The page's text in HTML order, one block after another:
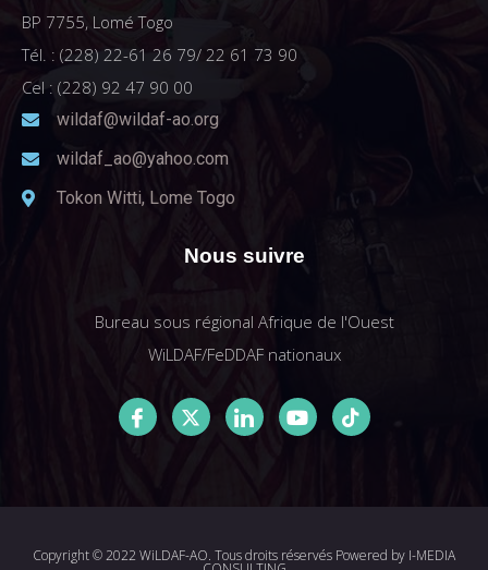
BP 7755, Lomé Togo
Tél. : (228) 22-61 26 79/ 22 61 73 90
Cel : (228) 92 47 90 00
wildaf@wildaf-ao.org
wildaf_ao@yahoo.com
Tokon Witti, Lome Togo
Nous suivre
Bureau sous régional Afrique de l'Ouest
WiLDAF/FeDDAF nationaux
Copyright © 2022 WiLDAF-AO. Tous droits réservés Powered by I-MEDIA